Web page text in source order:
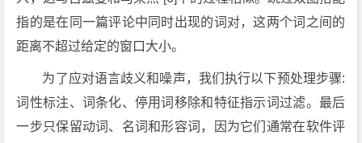
指的是在同一篇评论中同时出现的词对，这两个词之间的
距离不超过给定的窗口大小。
为了应对语言歧义和噪声，我们执行以下预处理步骤:
词性标注、词条化、停用词移除和特征指示词过滤。最后
一步只保留动词、名词和形容词，因为它们通常在软件评